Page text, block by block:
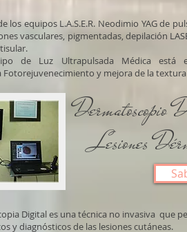
los equipos L.A.S.E.R. Neodimio YAG de
vasculares, pigmentadas, depilación
de Luz Ultrapulsada Médica está
Fotorejuvenecimiento y mejora de la
Dermatoscopio
Lesiones
Digital es una técnica no invasiva que
y diagnósticos de las lesiones cutáneas.